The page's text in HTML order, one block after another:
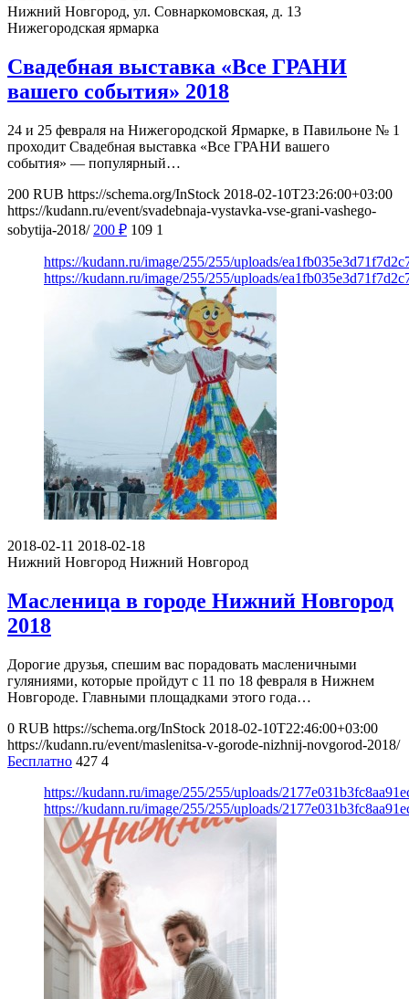
Нижний Новгород, ул. Совнаркомовская, д. 13
Нижегородская ярмарка
Свадебная выставка «Все ГРАНИ
вашего события» 2018
24 и 25 февраля на Нижегородской Ярмарке, в Павильоне № 1
проходит Свадебная выставка «Все ГРАНИ вашего
события» — популярный…
200 RUB https://schema.org/InStock 2018-02-10T23:26:00+03:00
https://kudann.ru/event/svadebnaja-vystavka-vse-grani-vashego-
sobytija-2018/ 200 ₽ 109 1
https://kudann.ru/image/255/255/uploads/
https://kudann.ru/image/255/255/uploads/
2018-02-11 2018-02-18
Нижний Новгород Нижний Новгород
Масленица в городе Нижний Новгород
2018
Дорогие друзья, спешим вас порадовать масленичными
гуляниями, которые пройдут с 11 по 18 февраля в Нижнем
Новгороде. Главными площадками этого года…
0 RUB https://schema.org/InStock 2018-02-10T22:46:00+03:00
https://kudann.ru/event/maslenitsa-v-gorode-nizhnij-novgorod-2018/
Бесплатно 427 4
https://kudann.ru/image/255/255/uploads/
https://kudann.ru/image/255/255/uploads/